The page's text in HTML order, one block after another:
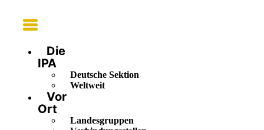
Main
Menu
Die
IPA
Deutsche Sektion
Weltweit
Vor
Ort
Landesgruppen